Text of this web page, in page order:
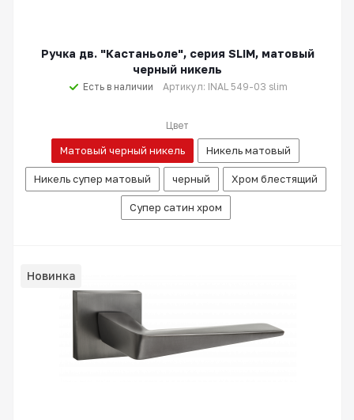
Ручка дв. "Кастаньоле", серия SLIM, матовый
черный никель
Есть в наличии Артикул: INAL 549-03 slim
Цвет
Матовый черный никель Никель матовый
Никель супер матовый черный Хром блестящий
Супер сатин хром
Новинка